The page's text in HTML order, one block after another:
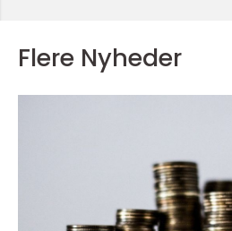
Flere Nyheder